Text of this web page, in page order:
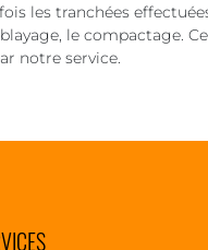
les tranchées
le compactage.
notre service.